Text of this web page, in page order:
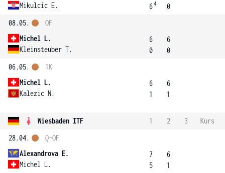
Mikulcic E.
64
0
08.05.
Michel L.
Kleinsteuber T.
OF
6
0
6
0
06.05.
Michel L.
Kalezic N.
1K
6
1
6
1
Wiesbaden ITF 1 2 3
Kurs
28.04.
Alexandrova E.
Michel L.
Q-OF
7
5
6
1